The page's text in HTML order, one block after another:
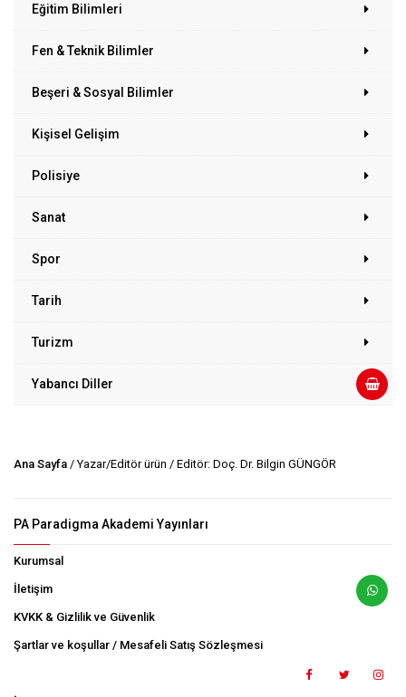
Eğitim Bilimleri
Fen & Teknik Bilimler
Beşeri & Sosyal Bilimler
Kişisel Gelişim
Polisiye
Sanat
Spor
Tarih
Turizm
Yabancı Diller
Ana Sayfa / Yazar/Editör ürün / Editör: Doç. Dr. Bilgin GÜNGÖR
PA Paradigma Akademi Yayınları
Kurumsal
İletişim
KVKK & Gizlilik ve Güvenlik
Şartlar ve koşullar / Mesafeli Satış Sözleşmesi